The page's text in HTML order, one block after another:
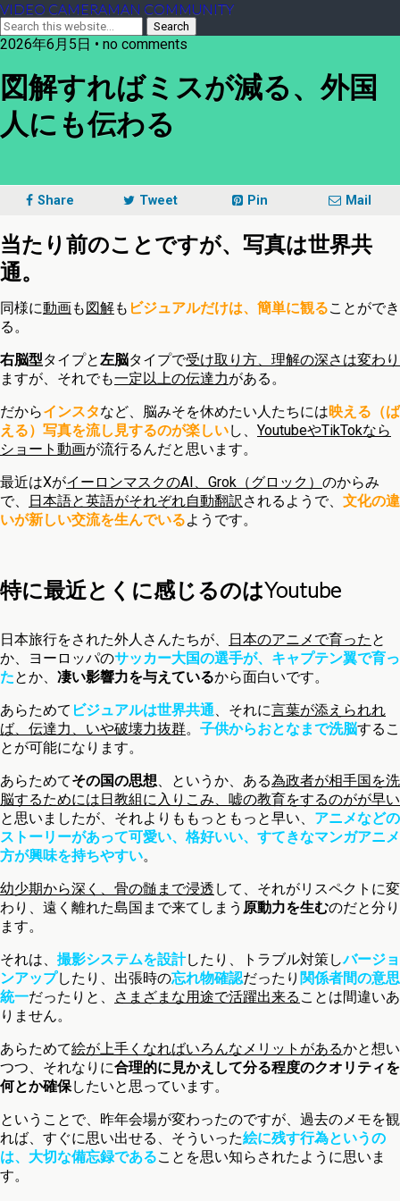
VIDEO CAMERAMAN COMMUNITY
2026年6月5日 • no comments
図解すればミスが減る、外国
人にも伝わる
Share Tweet Pin Mail
当たり前のことですが、写真は世界共
通。
同様に動画も図解も ビジュアルだけは、簡単に観ることができ
る。
右脳型タイプと左脳タイプで受け取り方、理解の深さは変わり
ますが、それでも一定以上の伝達力がある。
だからインスタなど、脳みそを休めたい人たちには映える（ば
える）写真を流し見するのが楽しいし、 YoutubeやTikTokなら
ショート動画が流行るんだと思います。
最近はXがイーロンマスクのAI、Grok（グロック） のからみ
で、
日本語と英語がそれぞれ自動翻訳 されるようで、 文化の違
いが新しい交流を生んでいるようです。
特に最近とくに感じるのはYoutube
日本旅行をされた外人さんたちが、 日本のアニメで育った と
か、ヨーロッパのサッカー大国の選手が、キャプテン翼で育っ
たとか、 凄い影響力を与えているから面白いです。
あらためて ビジュアルは世界共通、それに言葉が添えられれ
ば、伝達力、いや破壊力抜群。 子供からおとなまで洗脳するこ
とが可能になります。
あらためてその国の思想、というか、ある為政者が相手国を洗
脳するためには日教組に入りこみ、嘘の教育をするのがが早い
と思いましたが、それよりももっともっと早い、 アニメなどの
ストーリーがあって可愛い、格好いい、すてきなマンガアニメ
方が興味を持ちやすい。
幼少期から深く、骨の髄まで浸透 して、それがリスペクトに変
わり、遠く離れた島国まで来てしまう 原動力を生むのだと分り
ます。
それは、 撮影システムを設計したり、トラブル対策しバージョ
ンアップしたり、出張時の忘れ物確認だったり 関係者間の意思
統一だったりと、 さまざまな用途で活躍出来る ことは間違いあ
りません。
あらためて絵が上手くなればいろんなメリットがあるかと想い
つつ、それなりに合理的に見かえして分る程度のクオリティを
何とか確保したいと思っています。
ということで、昨年会場が変わったのですが、過去のメモを観
れば、すぐに思い出せる、そういった絵に残す行為というの
は、大切な備忘録であることを思い知らされたように思いま
す。